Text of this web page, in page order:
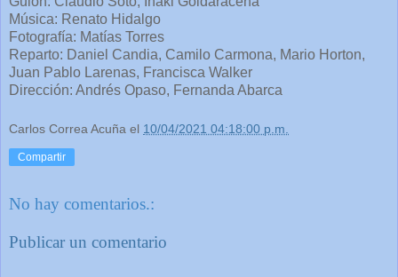
Música: Renato Hidalgo
Fotografía: Matías Torres
Reparto: Daniel Candia, Camilo Carmona, Mario Horton,
Juan Pablo Larenas, Francisca Walker
Dirección: Andrés Opaso, Fernanda Abarca
Carlos Correa Acuña el 10/04/2021 04:18:00 p.m.
Compartir
No hay comentarios.:
Publicar un comentario